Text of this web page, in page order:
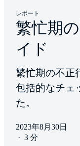
レポート
繁忙期
イド
繁忙期の不正
包括的なチェ
た。
2023年8月30日
· 3 分